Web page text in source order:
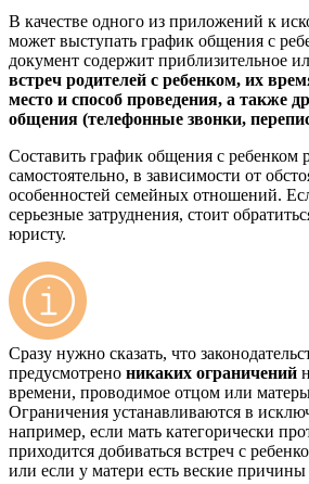
В качестве одного из приложений к
может выступать график общения с
документ содержит приблизительное
встреч родителей с ребенком, их
место и способ проведения, а также
общения (телефонные звонки,
Составить график общения с ребенком
самостоятельно, в зависимости от
особенностей семейных отношений.
серьезные затруднения, стоит
юристу.
Сразу нужно сказать, что
предусмотрено никаких ограничений
времени, проводимое отцом или
Ограничения устанавливаются в
например, если мать категорически
приходится добиваться встреч с
или если у матери есть веские причины